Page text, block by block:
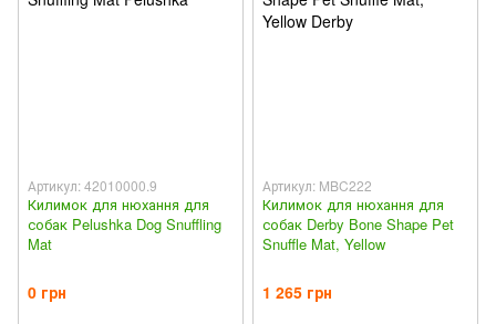
Артикул: 42010000.9
Килимок для нюхання для
собак Pelushka Dog Snuffling
Mat
0 грн
Артикул: MBC222
Килимок для нюхання для
собак Derby Bone Shape Pet
Snuffle Mat, Yellow
1 265 грн